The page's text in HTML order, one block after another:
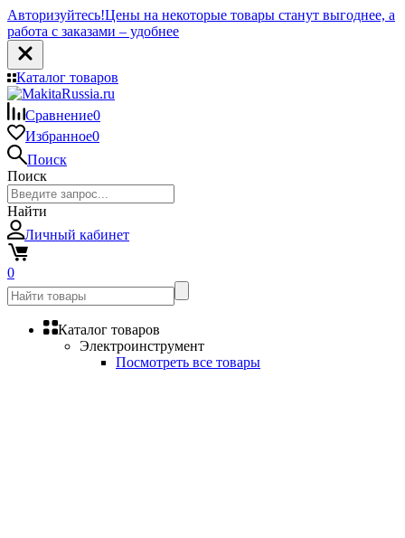
Авторизуйтесь!Цены на некоторые товары станут выгоднее, а
работа с заказами – удобнее
Каталог товаров
Сравнение0
Избранное0
Поиск
Поиск
Найти
Личный кабинет
0
Каталог товаров
Электроинструмент
Посмотреть все товары